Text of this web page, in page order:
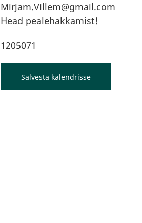
Mirjam.Villem@gmail.com
Head pealehakkamist!
1205071
Salvesta kalendrisse